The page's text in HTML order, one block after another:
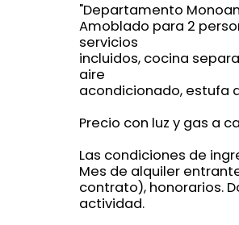
"Departamento
Amoblado para 2
servicios
incluidos, cocina
aire
acondicionado, estufa
Precio con luz y gas a
Las condiciones de
Mes de alquiler
contrato), honorarios.
actividad.